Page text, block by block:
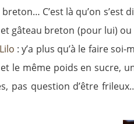
C’est là qu’on
gâteau breton (pour lui)
Lilo : y’a plus qu’à le faire
le même poids en sucre,
pas question d’être